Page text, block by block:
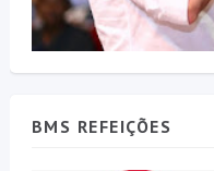
BMS REFEIÇÕES